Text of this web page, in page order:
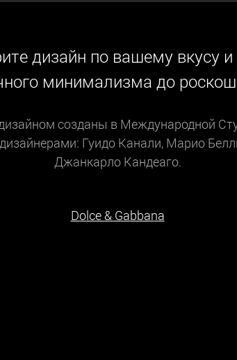
дизайн по вашему вкусу
минимализма до
созданы в Международной
Гуидо Канали, Марио
Джанкарло Кандеаго.
Dolce & Gabbana